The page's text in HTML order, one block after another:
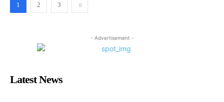
1 2 3
- Advertisement -
Latest News